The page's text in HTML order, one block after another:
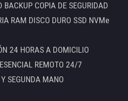
BACKUP COPIA DE SEGURIDAD
RAM DISCO DURO SSD NVMe
24 HORAS A DOMICILIO
REMOTO 24/7
SEGUNDA MANO